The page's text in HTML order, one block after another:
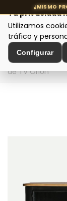
MENÚ
Inicio >
de TV Orion
Tu privacidad
Utilizamos
tráfico y
Configurar